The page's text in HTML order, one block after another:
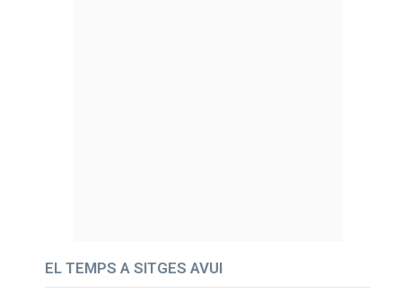
EL TEMPS A SITGES AVUI